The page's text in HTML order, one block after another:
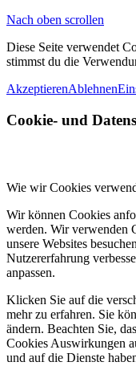
Nach oben scrollen
Diese Seite verwendet
stimmst du die
AkzeptierenAblehnen
Cookie- und
Wie wir Cookies
Wir können Cookies
werden. Wir verwenden
unsere Websites
Nutzererfahrung
anpassen.
Klicken Sie auf die
mehr zu erfahren. Sie
ändern. Beachten Sie,
Cookies Auswirkungen
und auf die Dienste